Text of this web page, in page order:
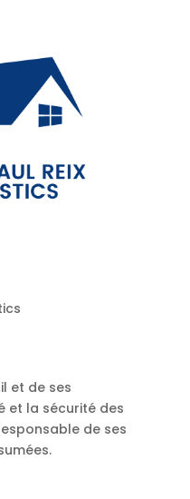
et de ses
et la sécurité des
de ses